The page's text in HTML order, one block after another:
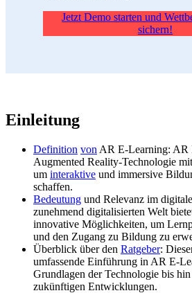
Jetzt Demo starten und
sichern!
Einleitung
Definition von AR E-Learning: AR
Augmented Reality-Technologie
um interaktive und immersive
schaffen.
Bedeutung und Relevanz im
zunehmend digitalisierten Welt
innovative Möglichkeiten, um
und den Zugang zu Bildung zu
Überblick über den Ratgeber:
umfassende Einführung in AR E-
Grundlagen der Technologie bis
zukünftigen Entwicklungen.